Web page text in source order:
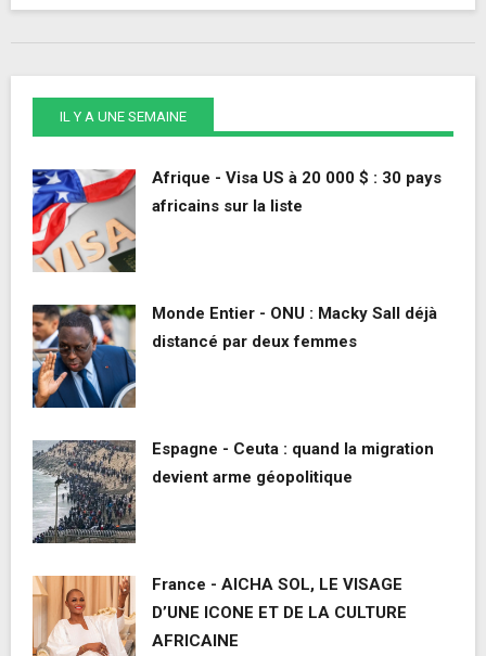
IL Y A UNE SEMAINE
Afrique - Visa US à 20 000 $ : 30 pays
africains sur la liste
Monde Entier - ONU : Macky Sall déjà
distancé par deux femmes
Espagne - Ceuta : quand la migration
devient arme géopolitique
France - AICHA SOL, LE VISAGE
D’UNE ICONE ET DE LA CULTURE
AFRICAINE